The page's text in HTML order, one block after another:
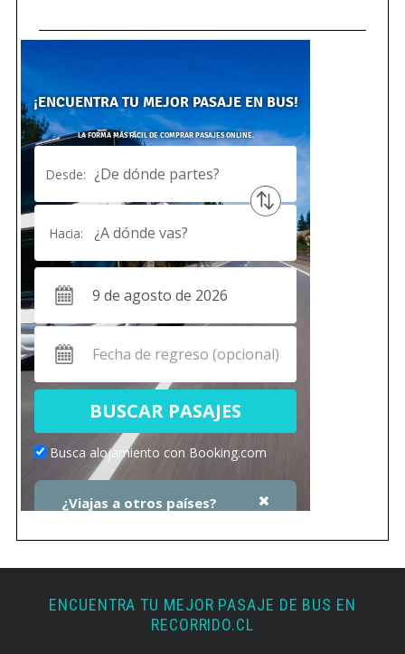
ENCUENTRA TU MEJOR PASAJE DE BUS EN
RECORRIDO.CL